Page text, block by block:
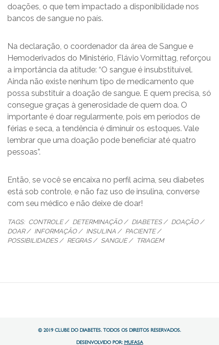
doações, o que tem impactado a disponibilidade nos
bancos de sangue no país.
Na declaração, o coordenador da área de Sangue e
Hemoderivados do Ministério, Flávio Vormittag, reforçou
a importância da atitude: “O sangue é insubstituível.
Ainda não existe nenhum tipo de medicamento que
possa substituir a doação de sangue. E quem precisa, só
consegue graças à generosidade de quem doa. O
importante é doar regularmente, pois em períodos de
férias e seca, a tendência é diminuir os estoques. Vale
lembrar que uma doação pode beneficiar até quatro
pessoas”.
Então, se você se encaixa no perfil acima, seu diabetes
está sob controle, e não faz uso de insulina, converse
com seu médico e não deixe de doar!
TAGS: CONTROLE DETERMINAÇÃO DIABETES
DOAÇÃO
DOAR
INFORMAÇÃO INSULINA
PACIENTE
POSSIBILIDADES
REGRAS SANGUE TRIAGEM
© 2019 CLUBE DO DIABETES. TODOS OS DIREITOS RESERVADOS.
DESENVOLVIDO POR: MUFASA